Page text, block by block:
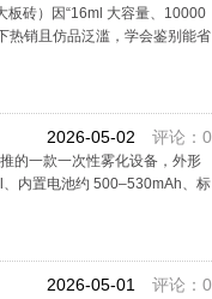
板砖）因“16ml 大容量、10000
热销且仿品泛滥，学会鉴别能省
2026-05-02 评论：0
的一款一次性雾化设备，外形
内置电池约 500–530mAh、标
2026-05-01 评论：0